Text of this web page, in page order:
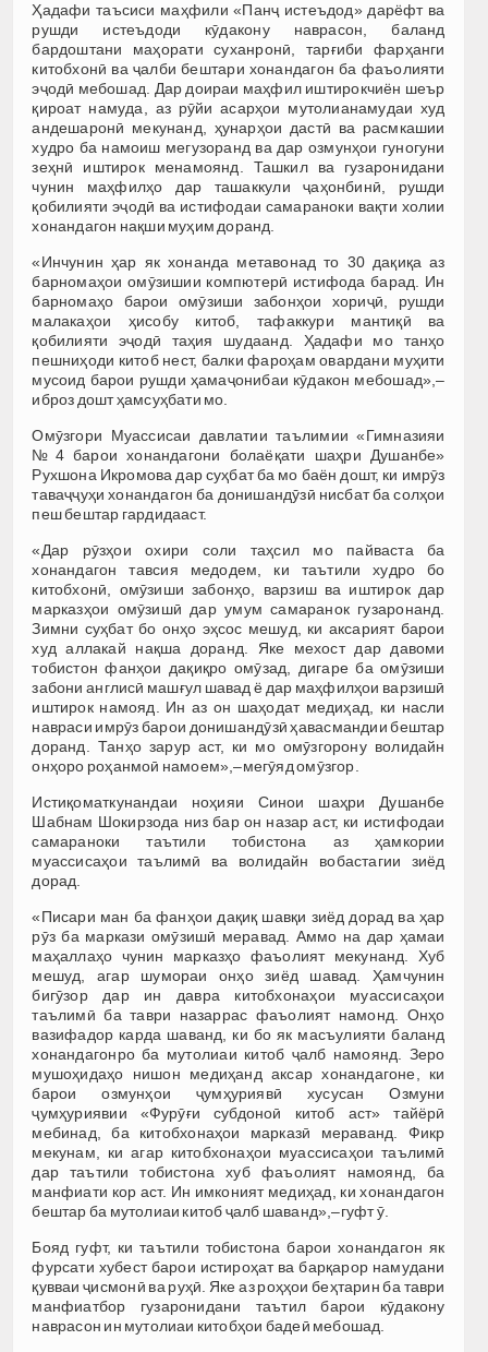
Ҳадафи таъсиси маҳфили «Панҷ истеъдод» дарёфт ва
рушди истеъдоди кӯдакону наврасон, баланд
бардоштани маҳорати суханронӣ, тарғиби фарҳанги
китобхонӣ ва ҷалби бештари хонандагон ба фаъолияти
эҷодӣ мебошад. Дар доираи маҳфил иштирокчиён шеър
қироат намуда, аз рӯйи асарҳои мутолианамудаи худ
андешаронӣ мекунанд, ҳунарҳои дастӣ ва расмкашии
худро ба намоиш мегузоранд ва дар озмунҳои гуногуни
зеҳнӣ иштирок менамоянд. Ташкил ва гузаронидани
чунин маҳфилҳо дар ташаккули ҷаҳонбинӣ, рушди
қобилияти эҷодӣ ва истифодаи самараноки вақти холии
хонандагон нақши муҳим доранд.
«Инчунин ҳар як хонанда метавонад то 30 дақиқа аз
барномаҳои омӯзишии компютерӣ истифода барад. Ин
барномаҳо барои омӯзиши забонҳои хориҷӣ, рушди
малакаҳои ҳисобу китоб, тафаккури мантиқӣ ва
қобилияти эҷодӣ таҳия шудаанд. Ҳадафи мо танҳо
пешниҳоди китоб нест, балки фароҳам овардани муҳити
мусоид барои рушди ҳамаҷонибаи кӯдакон мебошад»,–
иброз дошт ҳамсуҳбати мо.
Омӯзгори Муассисаи давлатии таълимии «Гимназияи
№4 барои хонандагони болаёқати шаҳри Душанбе»
Рухшона Икромова дар суҳбат ба мо баён дошт, ки имрӯз
таваҷҷуҳи хонандагон ба донишандӯзӣ нисбат ба солҳои
пеш бештар гардидааст.
«Дар рӯзҳои охири соли таҳсил мо пайваста ба
хонандагон тавсия медодем, ки таътили худро бо
китобхонӣ, омӯзиши забонҳо, варзиш ва иштирок дар
марказҳои омӯзишӣ дар умум самаранок гузаронанд.
Зимни суҳбат бо онҳо эҳсос мешуд, ки аксарият барои
худ аллакай нақша доранд. Яке мехост дар давоми
тобистон фанҳои дақиқро омӯзад, дигаре ба омӯзиши
забони англисӣ машғул шавад ё дар маҳфилҳои варзишӣ
иштирок намояд. Ин аз он шаҳодат медиҳад, ки насли
навраси имрӯз барои донишандӯзӣ ҳавасмандии бештар
доранд. Танҳо зарур аст, ки мо омӯзгорону волидайн
онҳоро роҳанмоӣ намоем»,–мегӯяд омӯзгор.
Истиқоматкунандаи ноҳияи Синои шаҳри Душанбе
Шабнам Шокирзода низ бар он назар аст, ки истифодаи
самараноки таътили тобистона аз ҳамкории
муассисаҳои таълимӣ ва волидайн вобастагии зиёд
дорад.
«Писари ман ба фанҳои дақиқ шавқи зиёд дорад ва ҳар
рӯз ба маркази омӯзишӣ меравад. Аммо на дар ҳамаи
маҳаллаҳо чунин марказҳо фаъолият мекунанд. Хуб
мешуд, агар шумораи онҳо зиёд шавад. Ҳамчунин
бигӯзор дар ин давра китобхонаҳои муассисаҳои
таълимӣ ба таври назаррас фаъолият намонд. Онҳо
вазифадор карда шаванд, ки бо як масъулияти баланд
хонандагонро ба мутолиаи китоб ҷалб намоянд. Зеро
мушоҳидаҳо нишон медиҳанд аксар хонандагоне, ки
барои озмунҳои ҷумҳуриявӣ хусусан Озмуни
ҷумҳуриявии «Фурӯғи субдоноӣ китоб аст» тайёрӣ
мебинад, ба китобхонаҳои марказӣ мераванд. Фикр
мекунам, ки агар китобхонаҳои муассисаҳои таълимӣ
дар таътили тобистона хуб фаъолият намоянд, ба
манфиати кор аст. Ин имконият медиҳад, ки хонандагон
бештар ба мутолиаи китоб ҷалб шаванд»,–гуфт ӯ.
Бояд гуфт, ки таътили тобистона барои хонандагон як
фурсати хубест барои истироҳат ва барқарор намудани
қувваи ҷисмонӣ ва руҳӣ. Яке аз роҳҳои беҳтарин ба таври
манфиатбор гузаронидани таътил барои кӯдакону
наврасон ин мутолиаи китобҳои бадеӣ мебошад.